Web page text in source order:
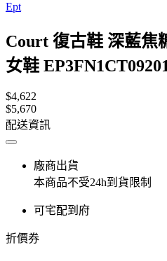
Ept
Court 復古鞋 深藍焦
女鞋
$4,622
$5,670
配送資訊
廠商出貨
本商品不受24h到貨限制
可宅配到府
折價券